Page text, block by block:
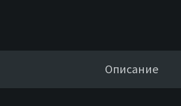
Описание